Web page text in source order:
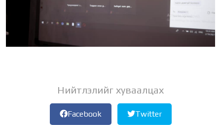
Нийтлэлийг хуваалцах
Facebook Twitter